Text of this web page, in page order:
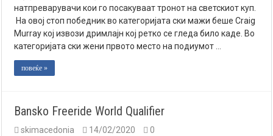
натпреварувачи кои го посакуваат тронот на светскиот куп.
На овој стоп победник во категоријата ски мажи беше Craig
Murray кој извози дримлајн кој ретко се гледа било каде. Во
категоријата ски жени првото место на подиумот …
повеќе »
Bansko Freeride World Qualifier
skimacedonia 14/02/2020 0